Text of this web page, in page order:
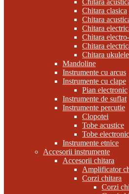
Chitara
Chitara clasica
Chitara
Chitara
Chitara
Chitara
Chitara ukulele
Mandoline
Instrumente cu arcus
Instrumente cu clape
Pian electronic
Instrumente de suflat
Instrumente percutie
Clopotei
Tobe acustice
Tobe
Instrumente etnice
Accesorii instrumente
Accesorii chitara
Amplificator
Corzi chitara
Corzi